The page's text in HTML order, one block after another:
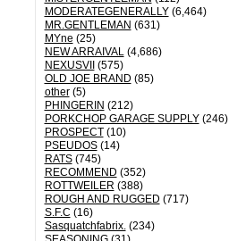
MODERATEGENERALLY(6,464)
MR.GENTLEMAN (631)
MYne (25)
NEW ARRAIVAL(4,686)
NEXUSVII
(575)
OLD JOE BRAND (85)
other(5)
PHINGERIN (212)
PORKCHOP GARAGE SUPPLY(246)
PROSPECT(10)
PSEUDOS(14)
RATS(745)
RECOMMEND (352)
ROTTWEILER (388)
ROUGH AND RUGGED (717)
S.F.C (16)
Sasquatchfabrix.(234)